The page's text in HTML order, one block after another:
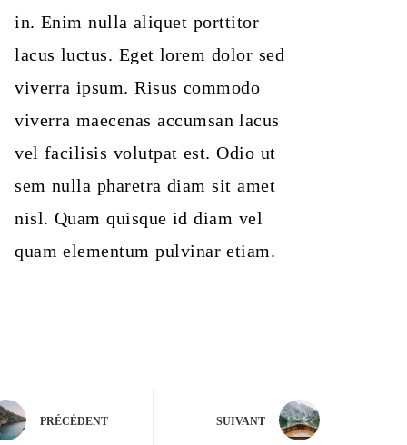
in. Enim nulla aliquet porttitor
lacus luctus. Eget lorem dolor sed
viverra ipsum. Risus commodo
viverra maecenas accumsan lacus
vel facilisis volutpat est. Odio ut
sem nulla pharetra diam sit amet
nisl. Quam quisque id diam vel
quam elementum pulvinar etiam.
PRÉCÉDENT SUIVANT